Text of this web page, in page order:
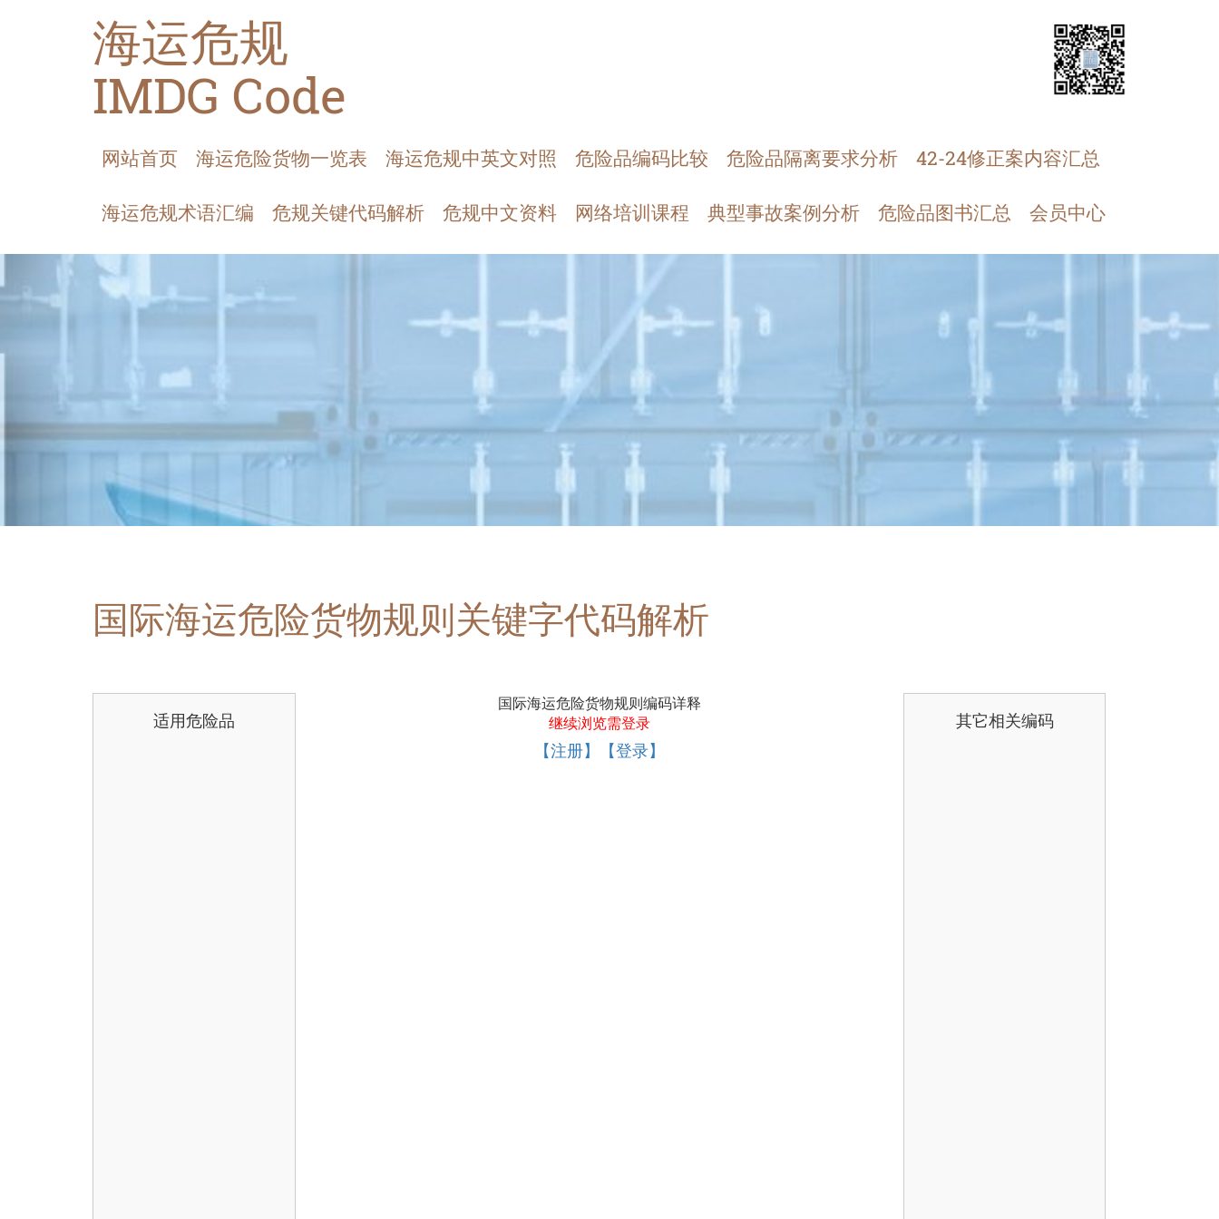
海运危规
IMDG Code
网站首页 海运危险货物一览表 海运危规中英文对照 危险品编码比较 危险品隔离要求分析 42-24修正案内容汇总
海运危规术语汇编 危规关键代码解析 危规中文资料 网络培训课程 典型事故案例分析 危险品图书汇总 会员中心
国际海运危险货物规则关键字代码解析
适用危险品
国际海运危险货物规则编码详释
继续浏览需登录
【注册】【登录】
其它相关编码